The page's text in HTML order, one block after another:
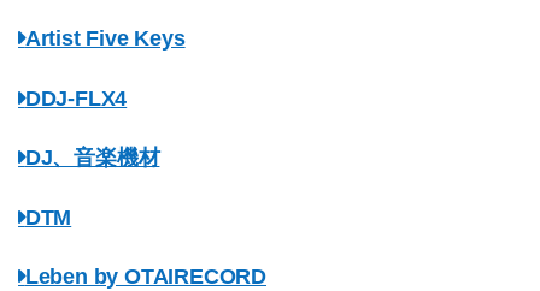
Artist Five Keys
DDJ-FLX4
DJ、音楽機材
DTM
Leben by OTAIRECORD